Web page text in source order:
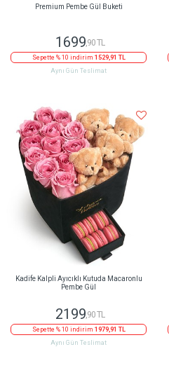
Premium Pembe Gül Buketi
1699,90 TL
Sepette % 10 indirim 1529,91 TL
Aynı Gün Teslimat
Kadife Kalpli Ayıcıklı Kutuda Macaronlu
Pembe Gül
2199,90 TL
Sepette % 10 indirim 1979,91 TL
Aynı Gün Teslimat